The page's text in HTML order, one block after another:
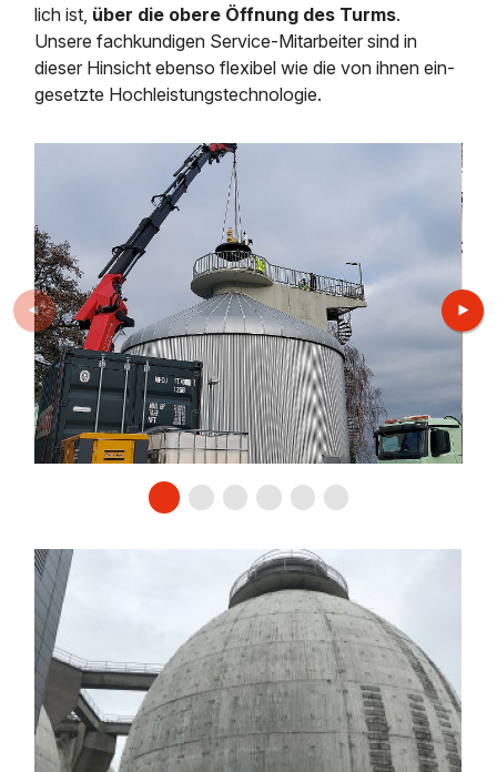
lich ist, über die obere Öffnung des Turms.
Unsere fachkundigen Service‐Mitarbeiter sind in
dieser Hin­sicht ebenso flexibel wie die von ihnen ein­
ge­setzte Hoch­leistungs­technologie.